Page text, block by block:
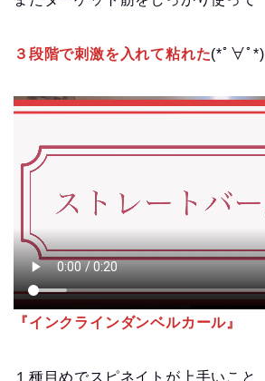
３段階で刺激を入れて粘れた(*ﾟ∀ﾟ*)
『インクラインダンベルカール』
１種目めでスピネイトが上手いこと